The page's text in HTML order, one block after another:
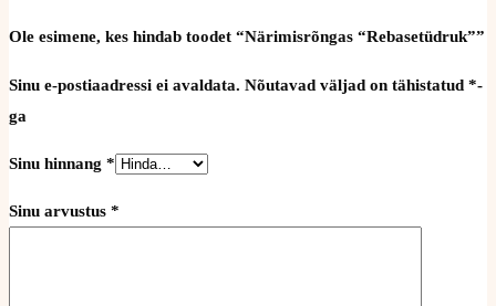
Ole esimene, kes hindab toodet “Närimisrõngas “Rebasetüdruk””
Sinu e-postiaadressi ei avaldata. Nõutavad väljad on tähistatud *-
ga
Sinu hinnang *
Sinu arvustus *